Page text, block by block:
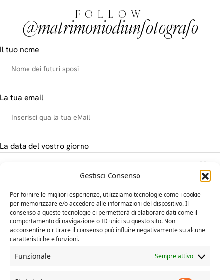
Gestisci Consenso
Per fornire le migliori esperienze, utilizziamo tecnologie come i cookie
per memorizzare e/o accedere alle informazioni del dispositivo. Il
consenso a queste tecnologie ci permetterà di elaborare dati come il
comportamento di navigazione o ID unici su questo sito. Non
acconsentire o ritirare il consenso può influire negativamente su alcune
caratteristiche e funzioni.
Funzionale Sempre attivo
FOLLOW
@matrimoniodiunfotografo
Il tuo nome
La tua email
La data del vostro giorno
Il tuo messaggio